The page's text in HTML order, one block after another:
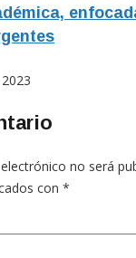
no será
con *